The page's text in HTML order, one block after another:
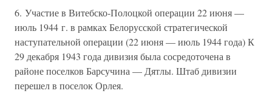
6. Участие в Витебско-Полоцкой операции 22 июня —
июль 1944 г. в рамках Белорусской стратегической
наступательной операции (22 июня — июль 1944 года) К
29 декабря 1943 года дивизия была сосредоточена в
районе поселков Барсучина — Дятлы. Штаб дивизии
перешел в поселок Орлея.